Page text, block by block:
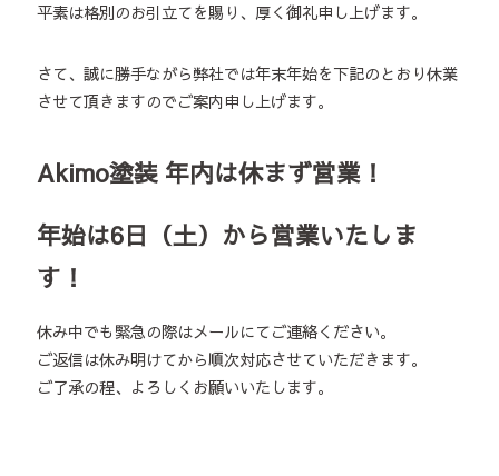
平素は格別のお引立てを賜り、厚く御礼申し上げます。
さて、誠に勝手ながら弊社では年末年始を下記のとおり休業
させて頂きますのでご案内申し上げます。
Akimo塗装 年内は休まず営業！
年始は6日（土）から営業いたしま
す！
休み中でも緊急の際はメールにてご連絡ください。
ご返信は休み明けてから順次対応させていただきます。
ご了承の程、よろしくお願いいたします。